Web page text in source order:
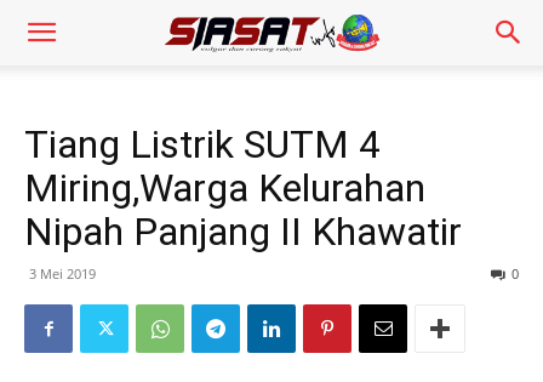
Tiang Listrik SUTM 4
Miring,Warga Kelurahan
Nipah Panjang II Khawatir
3 Mei 2019 0